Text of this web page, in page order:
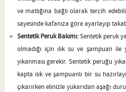
ve matlığına bağlı olarak tercih
sayesinde kafanıza göre ayarlayıp
Sentetik Peruk Bakımı:Sentetik peruk
olmadığı için ılık su ve şampuan
yıkanması gerekir. Sentetik peruğu
kapta ılık ve şampuanlı bir su
çıkarırken elinizle yukarıdan aşağı